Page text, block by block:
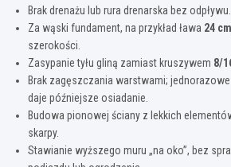
Brak drenażu lub rura drenarska bez odpływu.
Za wąski fundament, na przykład ława 24 cm
szerokości.
Zasypanie tyłu gliną zamiast kruszywem 8/
Brak zagęszczania warstwami;
daje późniejsze osiadanie.
Budowa pionowej ściany z lekkich
skarpy.
Stawianie wyższego muru „na oko”, bez